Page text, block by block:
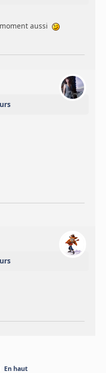
aussi
En haut